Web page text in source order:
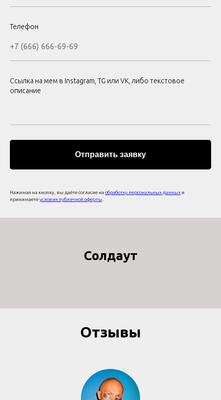
Телефон
+7 (666) 666-69-69
Ссылка на мем в Instagram, TG или VK, либо текстовое
описание
Отправить заявку
Нажимая на кнопку, вы даёте согласие на обработку персональных данных и
принимаетеусловия публичной оферты
Солдаут
Отзывы